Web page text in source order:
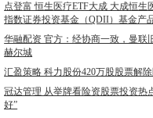
点登富 恒生医疗ETF大成 大成恒生
指数证券投资基金（QDII）基金产
华融配资 官方：经协商一致，曼联
赫尔城
汇盈策略 科力股份420万股股票解
冠达管理 从举牌看险资股票投资热
好”